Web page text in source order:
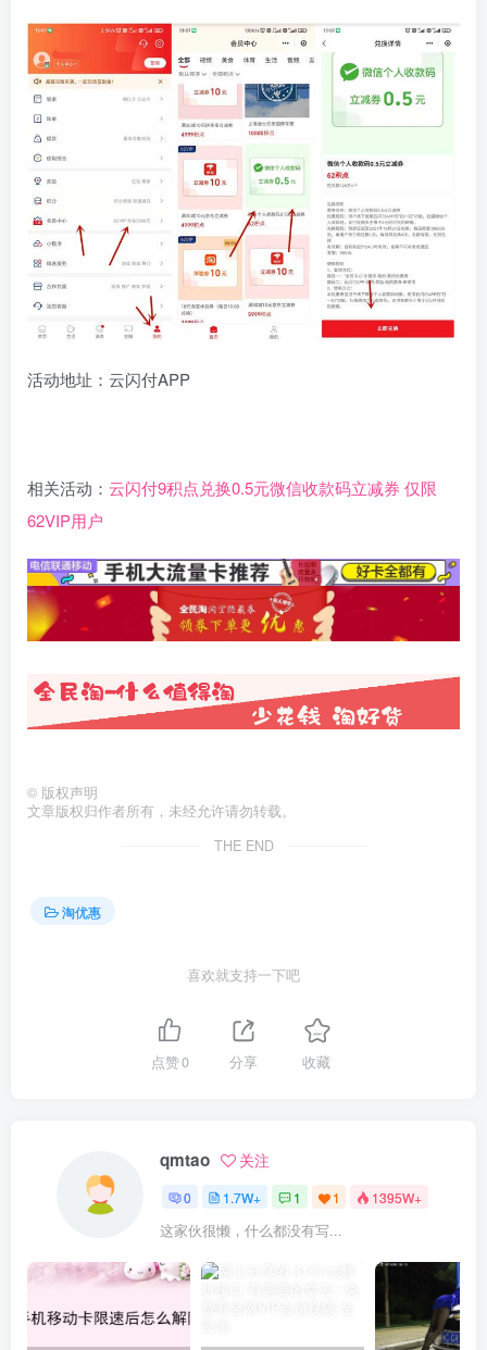
活动地址：云闪付APP
相关活动： 云闪付9积点兑换0.5元微信收款码立减券 仅限
62VIP用户
© 版权声明
文章版权归作者所有，未经允许请勿转载。
THE END
淘优惠
喜欢就支持一下吧
点赞0 分享 收藏
qmtao 关注
0 1.7W+ 1 1 1395W+
这家伙很懒，什么都没有写...